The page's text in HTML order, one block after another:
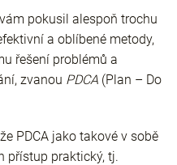
pokusil alespoň trochu
a oblíbené metody,
řešení problémů a
zvanou PDCA (Plan – Do
PDCA jako takové v sobě
přístup praktický, tj.